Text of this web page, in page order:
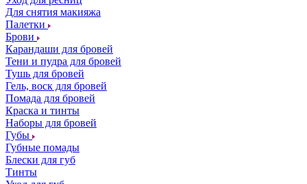
Для снятия макияжа
Палетки
Брови
Карандаши для бровей
Тени и пудра для бровей
Тушь для бровей
Гель, воск для бровей
Помада для бровей
Краска и тинты
Наборы для бровей
Губы
Губные помады
Блески для губ
Тинты